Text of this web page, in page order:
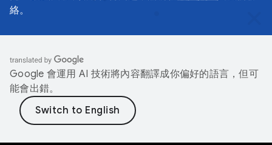
絡。
Google 會運用 AI 技術將內容翻譯成你偏好的語言，但可
能會出錯。